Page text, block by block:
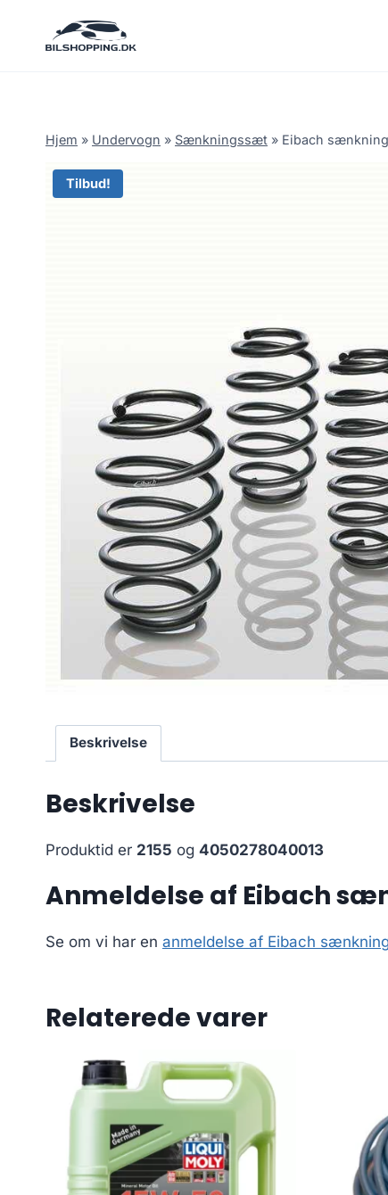
Hjem » Undervogn » Sænkningssæt » Eibach
Tilbud!
Beskrivelse
Beskrivelse
Produktid er 2155 og 4050278040013
Anmeldelse af Eibach
Se om vi har en anmeldelse af Eibach
Relaterede varer